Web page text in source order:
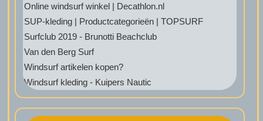
Online windsurf winkel | Decathlon.nl
SUP-kleding | Productcategorieën | TOPSURF
Surfclub 2019 - Brunotti Beachclub
Van den Berg Surf
Windsurf artikelen kopen?
Windsurf kleding - Kuipers Nautic